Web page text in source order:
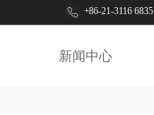
新闻中心
华人螺丝出口网 +86-21-3116 6835